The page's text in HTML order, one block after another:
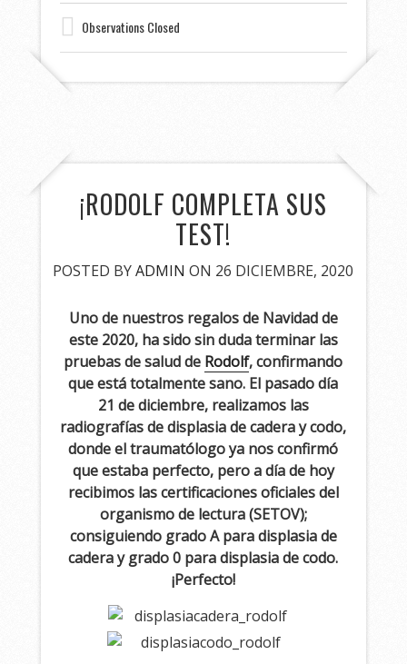
Observations Closed
¡RODOLF COMPLETA SUS
TEST!
POSTED BYADMIN ON 26 DICIEMBRE, 2020
Uno de nuestros regalos de Navidad de
este 2020, ha sido sin duda terminar las
pruebas de salud de Rodolf, confirmando
que está totalmente sano. El pasado día
21 de diciembre, realizamos las
radiografías de displasia de cadera y codo,
donde el traumatólogo ya nos confirmó
que estaba perfecto, pero a día de hoy
recibimos las certificaciones oficiales del
organismo de lectura (SETOV);
consiguiendo grado A para displasia de
cadera y grado 0 para displasia de codo.
¡Perfecto!